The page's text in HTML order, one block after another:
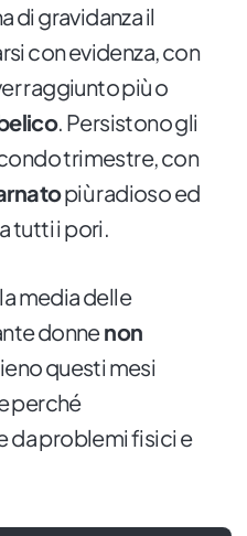
di gravidanza il
con evidenza, con
raggiunto più o
. Persistono gli
trimestre, con
più radioso ed
tutti i pori.
media delle
donnenon
questi mesi
perché
da problemi fisici e